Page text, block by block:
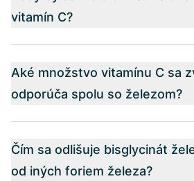
vitamín C?
Aké množstvo vitamínu C sa
odporúča spolu so železom?
Čím sa odlišuje bisglycinát
od iných foriem železa?